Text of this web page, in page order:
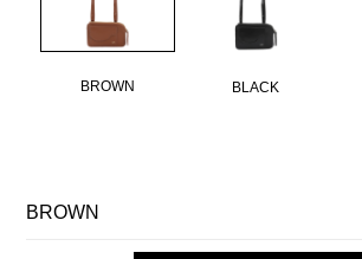
BROWN BLACK
BROWN